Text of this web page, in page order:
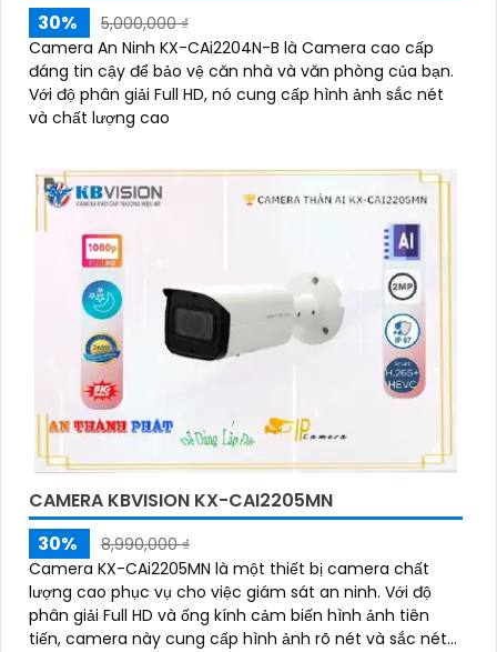
30%
5,000,000 ₫
Camera An Ninh KX-CAi2204N-B là Camera cao cấp
đáng tin cậy để bảo vệ căn nhà và văn phòng của bạn.
Với độ phân giải Full HD, nó cung cấp hình ảnh sắc nét
và chất lượng cao
CAMERA KBVISION KX-CAI2205MN
30%
8,990,000 ₫
Camera KX-CAi2205MN là một thiết bị camera chất
lượng cao phục vụ cho việc giám sát an ninh. Với độ
phân giải Full HD và ống kính cảm biến hình ảnh tiên
tiến, camera này cung cấp hình ảnh rõ nét và sắc nét